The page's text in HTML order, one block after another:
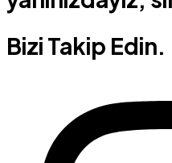
Bizi Takip Edin.